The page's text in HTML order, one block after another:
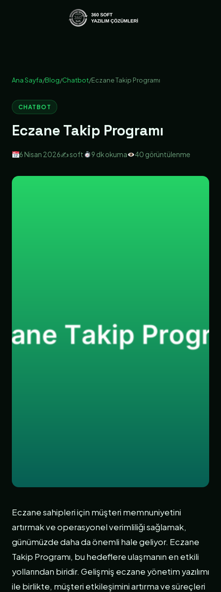
Ana Sayfa/Blog/Chatbot/Eczane Takip Programı
CHATBOT
Eczane Takip Programı
6 Nisan 2026✍️ soft 9 dk okuma 40 görüntülenme
Eczane sahipleri için müşteri memnuniyetini
artırmak ve operasyonel verimliliği sağlamak,
günümüzde daha da önemli hale geliyor. Eczane
Takip Programı, bu hedeflere ulaşmanın en etkili
yollarından biridir. Gelişmiş eczane yönetim yazılımı
ile birlikte, müşteri etkileşimini artırma ve süreçleri